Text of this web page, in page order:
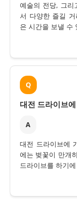
예술의 전당, 그리
서 다양한 즐길
은 시간을 보낼 수
Q
대전 드라이브
A
대전 드라이브에
에는 벚꽃이 만개
드라이브를 하기